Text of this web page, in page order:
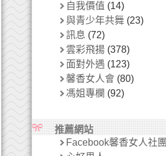
自我價值 (14)
與青少年共舞(23)
訊息 (72)
雲彩飛揚(378)
面對外遇 (123)
馨香女人會(80)
馮姐專欄 (92)
推薦網站
Facebook馨香女人社團